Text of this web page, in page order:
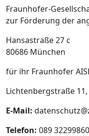
Fraunhofer-
zur Förderung der
Hansastraße 27 c
80686 München
für ihr Fraunhofer
Lichtenbergstraße
E-Mail:
Telefon: 089 32299860